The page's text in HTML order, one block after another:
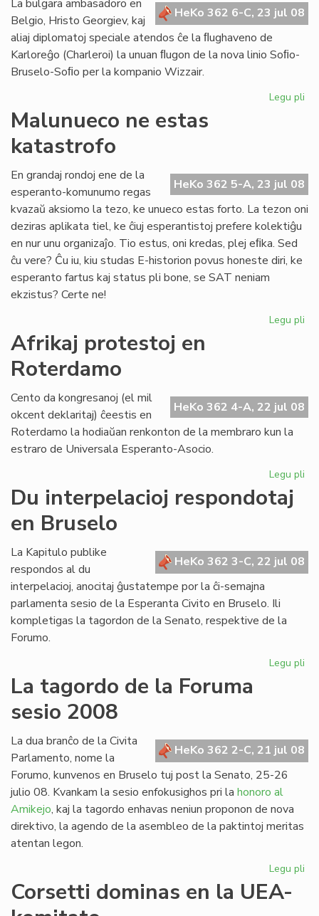
HeKo 362 6-C, 23 jul 08
La bulgara ambasadoro en
Belgio, Hristo Georgiev, kaj
aliaj diplomatoj speciale atendos ĉe la ﬂughaveno de
Karloreĝo (Charleroi) la unuan ﬂugon de la nova linio Soﬁo-
Bruselo-Soﬁo per la kompanio Wizzair.
Legu pli
Malunueco ne estas
katastrofo
HeKo 362 5-A, 23 jul 08
En grandaj rondoj ene de la
esperanto-komunumo regas
kvazaŭ aksiomo la tezo, ke unueco estas forto. La tezon oni
deziras aplikata tiel, ke ĉiuj esperantistoj prefere kolektiĝu
en nur unu organizaĵo. Tio estus, oni kredas, plej eﬁka. Sed
ĉu vere? Ĉu iu, kiu studas E-historion povus honeste diri, ke
esperanto fartus kaj status pli bone, se SAT neniam
ekzistus? Certe ne!
Legu pli
Afrikaj protestoj en
Roterdamo
HeKo 362 4-A, 22 jul 08
Cento da kongresanoj (el mil
okcent deklaritaj) ĉeestis en
Roterdamo la hodiaŭan renkonton de la membraro kun la
estraro de Universala Esperanto-Asocio.
Legu pli
Du interpelacioj respondotaj
en Bruselo
HeKo 362 3-C, 22 jul 08
La Kapitulo publike
respondos al du
interpelacioj, anocitaj ĝustatempe por la ĉi-semajna
parlamenta sesio de la Esperanta Civito en Bruselo. Ili
kompletigas la tagordon de la Senato, respektive de la
Forumo.
Legu pli
La tagordo de la Foruma
sesio 2008
HeKo 362 2-C, 21 jul 08
La dua branĉo de la Civita
Parlamento, nome la
Forumo, kunvenos en Bruselo tuj post la Senato, 25-26
julio 08. Kvankam la sesio enfokusighos pri la honoro al
Amikejo, kaj la tagordo enhavas neniun proponon de nova
direktivo, la agendo de la asembleo de la paktintoj meritas
atentan legon.
Legu pli
Corsetti dominas en la UEA-